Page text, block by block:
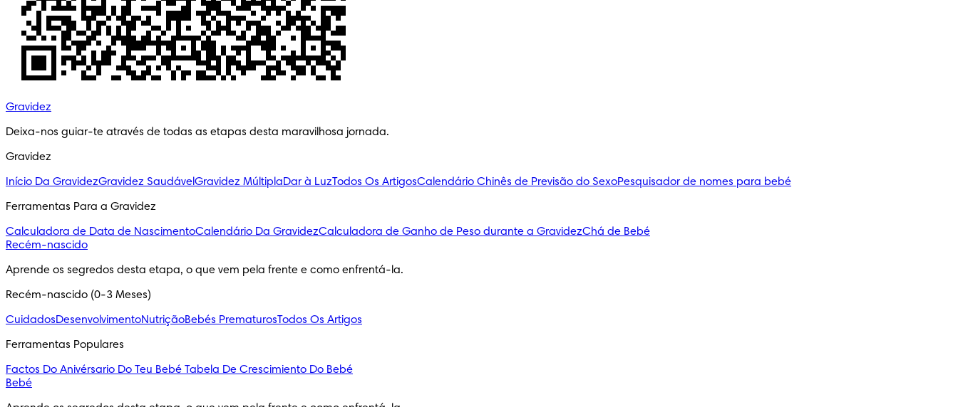
Gravidez
Deixa-nos guiar-te através de todas as etapas desta maravilhosa jornada.
Gravidez
Início Da GravidezGravidez SaudávelGravidez MúltiplaDar à LuzTodos Os ArtigosCalendário Chinês de Previsão do SexoPesquisador de nomes para bebé
Ferramentas Para a Gravidez
Calculadora de Data de NascimentoCalendário Da GravidezCalculadora de Ganho de Peso durante a GravidezChá de Bebé
Recém-nascido
Aprende os segredos desta etapa, o que vem pela frente e como enfrentá-la.
Recém-nascido (0-3 Meses)
CuidadosDesenvolvimentoNutriçãoBebés PrematurosTodos Os Artigos
Ferramentas Populares
Factos Do Anivérsario Do Teu Bebé Tabela De Crescimiento Do Bebé
Bebé